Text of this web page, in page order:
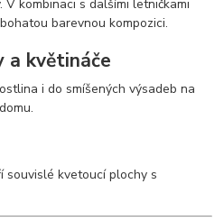
kombinaci s dalšími letničkami
barevnou kompozici.
a květináče
i do smíšených výsadeb na
souvislé kvetoucí plochy s